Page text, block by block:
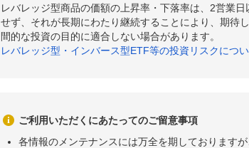
レバレッジ型商品の価額の上昇率・下落率は、2営業
せず、それが長期にわたり継続することにより、期待
間的な投資の目的に適合しない場合があります。
レバレッジ型・インバース型ETF等の投資リスクにつ
ご利用いただくにあたってのご留意事項
各情報のメンテナンスには万全を期しております